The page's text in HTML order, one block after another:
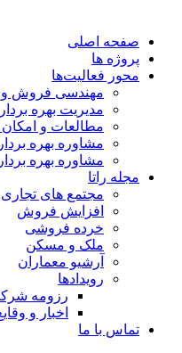
صفحه اصلی
پروژه ها
محور فعالیت‌‌ها
مهندسی فروش و
مدیریت بهره
مطالعات و
مشاوره بهره
مشاوره بهره
مجله راتا
مجتمع های تجاری
افزایش فروش
خرده فروشی
ملک و مسکن
آرشیو معماران
رویدادها
رزومه
اخبار و
تماس با ما